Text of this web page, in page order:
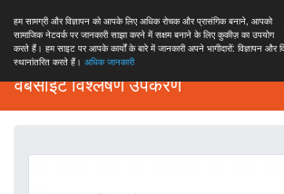
हम सामग्री और विज्ञापन को आपके लिए अधिक रोचक और प्रासंगिक बनाने, आपको
सामाजिक नेटवर्क पर जानकारी साझा करने में सक्षम बनाने के लिए कुकीज़ का उपयोग
करते हैं। हम साइट पर आपके कार्यों के बारे में जानकारी अपने भागीदारों: विज्ञापन और
स्थानांतरित करते हैं। अधिक जानकारी
वेबसाइट विश्लेषण उपकरण